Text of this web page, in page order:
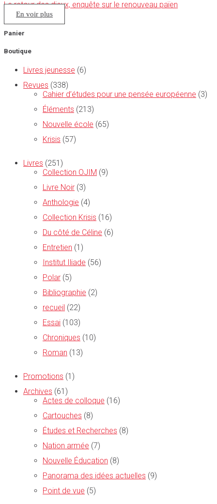
Le retour des dieux, enquête sur le renouveau païen
En voir plus
Panier
Boutique
Livres jeunesse (6)
Revues (338)
Cahier d’études pour une pensée européenne (3)
Éléments (213)
Nouvelle école (65)
Krisis (57)
Livres (251)
Collection OJIM (9)
Livre Noir (3)
Anthologie (4)
Collection Krisis (16)
Du côté de Céline (6)
Entretien (1)
Institut Iliade (56)
Polar (5)
Bibliographie (2)
recueil (22)
Essai (103)
Chroniques (10)
Roman (13)
Promotions (1)
Archives (61)
Actes de colloque (16)
Cartouches (8)
Études et Recherches (8)
Nation armée (7)
Nouvelle Éducation (8)
Panorama des idées actuelles (9)
Point de vue (5)